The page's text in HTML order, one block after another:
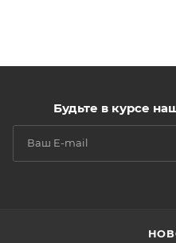
Будьте в курсе